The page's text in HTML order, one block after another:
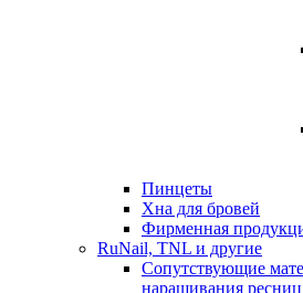
Пинцеты
Хна для бровей
Фирменная
RuNail, TNL и другие
Сопутствующие
наращивания ресниц